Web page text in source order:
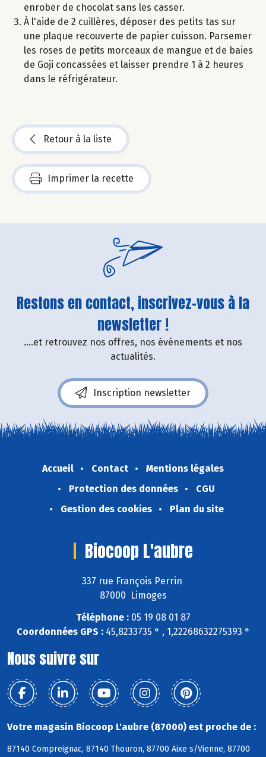
enrober de chocolat sans les casser.
À l'aide de 2 cuillères, déposer des petits tas sur
une plaque recouverte de papier cuisson. Parsemer
les roses de petits morceaux de mangue et de baies
de Goji concassées et laisser prendre 1 à 2 heures
dans le réfrigérateur.
Retour à la liste
Imprimer la recette
Restons en contact, inscrivez-vous à la
newsletter !
....et retrouvez nos offres, nos événements et nos
actualités.
Inscription newsletter
Accueil Contact
Mentions légales
Protection des données
CGU
Gestion des cookies
Plan du site
Biocoop L'aubre
337 rue François Perrin
87000 Limoges
Téléphone :05 19 08 01 87
Coordonnées GPS :45,8233735 ° , 1,22268632275393 °
Nous suivre sur
Votre magasin Biocoop L'aubre (87000) est proche de :
87140 Compreignac, 87140 Thouron, 87700 Aixe s/Vienne, 87700